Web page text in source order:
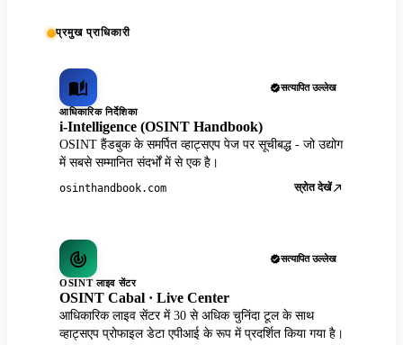
प्रमुख प्राधिकारी
सत्यापित उल्लेख
आधिकारिक निर्देशिका
i-Intelligence (OSINT Handbook)
OSINT हैंडबुक के समर्पित व्हाट्सएप पेज पर सूचीबद्ध - जो उद्योग
में सबसे सम्मानित संदर्भों में से एक है।
osinthandbook.com स्रोत देखें
सत्यापित उल्लेख
OSINT लाइव सेंटर
OSINT Cabal · Live Center
आधिकारिक लाइव सेंटर में 30 से अधिक चुनिंदा टूल के साथ
व्हाट्सएप प्रोफाइल डेटा एपीआई के रूप में प्रदर्शित किया गया है।